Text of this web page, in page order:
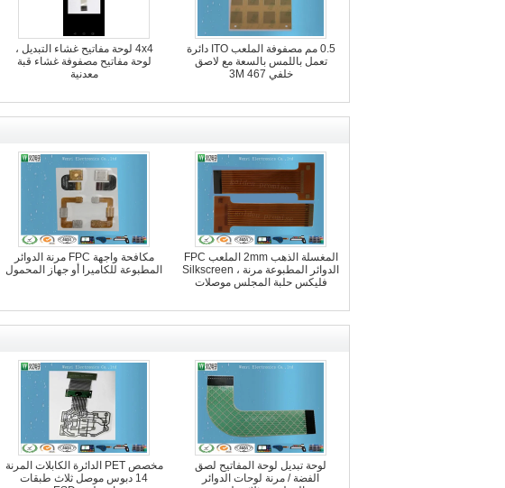
4x4 لوحة مفاتيح غشاء التبديل ،
لوحة مفاتيح مصفوفة غشاء قبة
معدنية
0.5 مم مصفوفة الملعب ITO دائرة
تعمل باللمس بالسعة مع لاصق
خلفي 3M 467
مكافحة واجهة FPC مرنة الدوائر
المطبوعة للكاميرا أو جهاز المحمول
المغسلة الذهب 2mm الملعب FPC
الدوائر المطبوعة مرنة ، Silkscreen
فليكس حلبة المجلس موصلات
مخصص PET الدائرة الكابلات المرنة
14 دبوس موصل ثلاث طبقات
لوحة تبديل لوحة المفاتيح لصق
الفضة / مرنة لوحات الدوائر